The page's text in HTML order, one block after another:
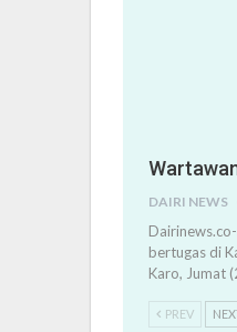
DAIRI NEWS
bertugas di
Karo, Jumat
PREV